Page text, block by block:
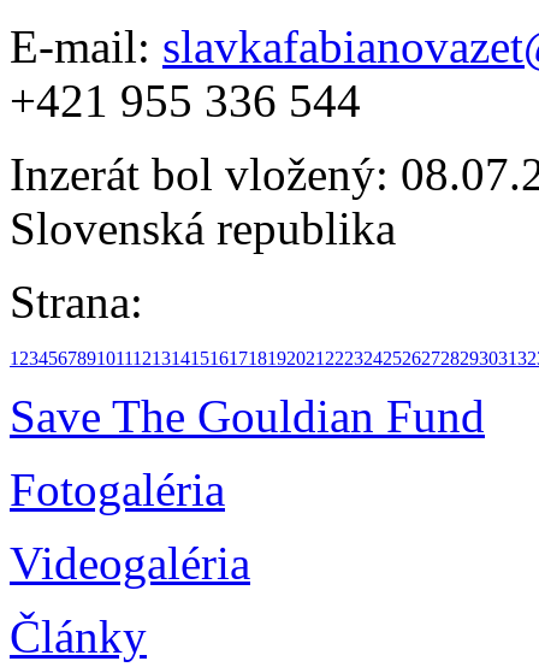
E-mail:
+421 955 336 544
Inzerát bol vložený:
Slovenská republika
Strana:
1 23456789101112131415161718192021 2223242526272829303132
Save The Gouldian Fund
Fotogaléria
Videogaléria
Články